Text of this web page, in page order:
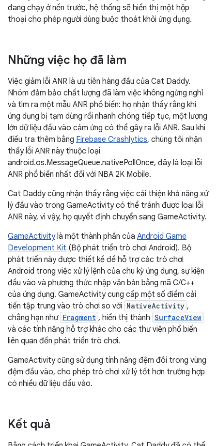
đang chạy ở nền trước, hệ thống sẽ hiển thị một hộp
thoại cho phép người dùng buộc thoát khỏi ứng dụng.
Những việc họ đã làm
Việc giảm lỗi ANR là ưu tiên hàng đầu của Cat Daddy.
Nhóm đảm bảo chất lượng đã làm việc không ngừng nghỉ
và tìm ra một mẫu ANR phổ biến: họ nhận thấy rằng khi
ứng dụng bị tạm dừng rồi nhanh chóng tiếp tục, một lượng
lớn dữ liệu đầu vào cảm ứng có thể gây ra lỗi ANR. Sau khi
điều tra thêm bằng Firebase Crashlytics, chúng tôi nhận
thấy lỗi ANR này thuộc loại
android.os.MessageQueue.nativePollOnce, đây là loại lỗi
ANR phổ biến nhất đối với NBA 2K Mobile.
Cat Daddy cũng nhận thấy rằng việc cải thiện khả năng xử
lý đầu vào trong GameActivity có thể tránh được loại lỗi
ANR này, vì vậy, họ quyết định chuyển sang GameActivity.
GameActivitylà một thành phần của Android Game
Development Kit (Bộ phát triển trò chơi Android). Bộ
phát triển này được thiết kế để hỗ trợ các trò chơi
Android trong việc xử lý lệnh của chu kỳ ứng dụng, sự kiện
đầu vào và phương thức nhập văn bản bằng mã C/C++
của ứng dụng. GameActivity cung cấp một số điểm cải
tiến tập trung vào trò chơi so với NativeActivity ,
chẳng hạn như Fragment , hiển thị thành SurfaceView
và các tính năng hỗ trợ khác cho các thư viện phổ biến
liên quan đến phát triển trò chơi.
GameActivity cũng sử dụng tính năng đệm đôi trong vùng
đệm đầu vào, cho phép trò chơi xử lý tốt hơn trường hợp
có nhiều dữ liệu đầu vào.
Kết quả